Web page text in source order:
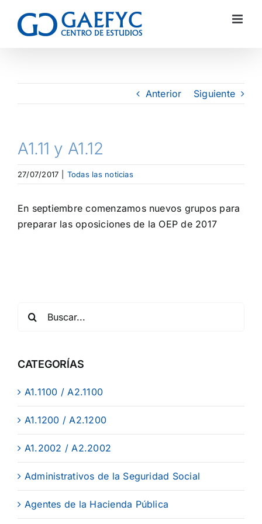
Anterior Siguiente
A1.11 y A1.12
27/07/2017 Todas las noticias
En septiembre comenzamos nuevos grupos para
preparar las oposiciones de la OEP de 2017
CATEGORÍAS
A1.1100 / A2.1100
A1.1200 / A2.1200
A1.2002 / A2.2002
Administrativos de la Seguridad Social
Agentes de la Hacienda Pública